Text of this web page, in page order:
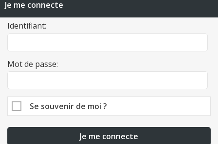
Je me connecte
Identifiant:
Mot de passe:
Se souvenir de moi ?
Je me connecte